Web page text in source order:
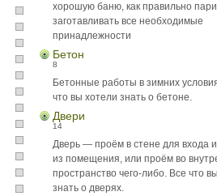
хорошую баню, как правильно
заготавливать все необходимые
принадлежности
Бетон
8
Бетонные работы в зимних
что вы хотели знать о бетоне.
Двери
14
Дверь — проём в стене для входа
из помещения, или проём во
пространство чего-либо. Все что
знать о дверях.